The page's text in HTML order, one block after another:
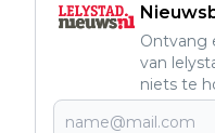
Ontvang
van
niets te